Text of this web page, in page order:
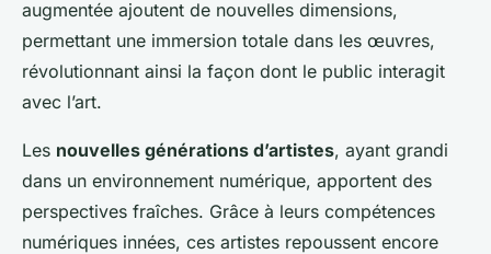
augmentée ajoutent de nouvelles dimensions,
permettant une immersion totale dans les œuvres,
révolutionnant ainsi la façon dont le public interagit
avec l’art.
Les nouvelles générations d’artistes, ayant grandi
dans un environnement numérique, apportent des
perspectives fraîches. Grâce à leurs compétences
numériques innées, ces artistes repoussent encore